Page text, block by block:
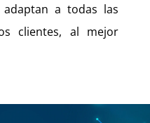
a todas las
clientes, al mejor